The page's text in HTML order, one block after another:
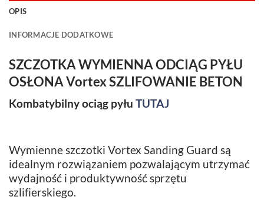
OPIS
INFORMACJE DODATKOWE
SZCZOTKA WYMIENNA ODCIĄG PYŁU
OSŁONA Vortex SZLIFOWANIE BETON
Kombatybilny ociąg pyłu TUTAJ
Wymienne szczotki Vortex Sanding Guard są
idealnym rozwiązaniem pozwalającym utrzymać
wydajność i produktywność sprzętu
szlifierskiego.